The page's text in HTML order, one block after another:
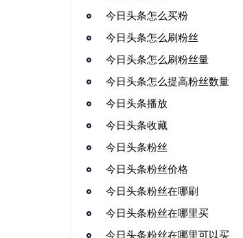
今日头条怎么买粉
今日头条怎么刷粉丝
今日头条怎么刷粉丝量
今日头条怎么提高粉丝数量
今日头条播放
今日头条收藏
今日头条粉丝
今日头条粉丝价格
今日头条粉丝在哪刷
今日头条粉丝在哪里买
今日头条粉丝在哪里可以买